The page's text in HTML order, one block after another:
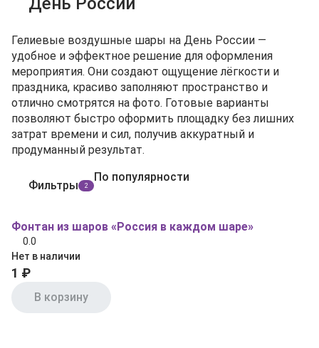
Гелиевые воздушные шары на День России —
удобное и эффектное решение для оформления
мероприятия. Они создают ощущение лёгкости и
праздника, красиво заполняют пространство и
отлично смотрятся на фото. Готовые варианты
позволяют быстро оформить площадку без лишних
затрат времени и сил, получив аккуратный и
продуманный результат.
Фильтры 2
По популярности
Фонтан из шаров «Россия в каждом шаре»
0.0
Нет в наличии
1 ₽
В корзину